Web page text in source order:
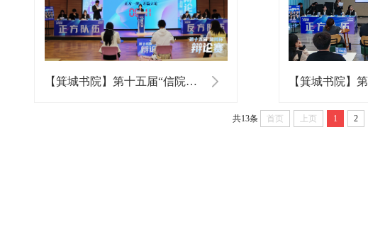
【箕城书院】第十五届“信院杯”辩论赛小组赛DAY2
共13条 首页 上页 1 2